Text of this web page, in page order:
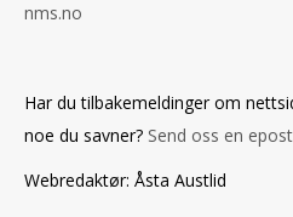
nms.no
Har du tilbakemeldinger om
noe du savner? Send oss en
Webredaktør: Åsta Austlid